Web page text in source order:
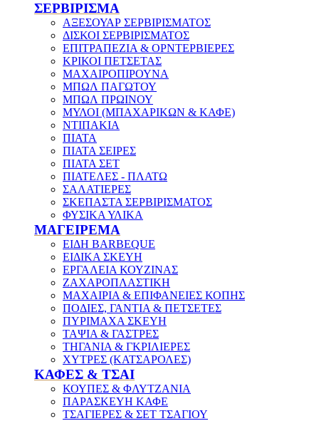
ΣΕΡΒΙΡΙΣΜΑ
ΑΞΕΣΟΥΑΡ ΣΕΡΒΙΡΙΣΜΑΤΟΣ
ΔΙΣΚΟΙ ΣΕΡΒΙΡΙΣΜΑΤΟΣ
ΕΠΙΤΡΑΠΕΖΙΑ & ΟΡΝΤΕΡΒΙΕΡΕΣ
ΚΡΙΚΟΙ ΠΕΤΣΕΤΑΣ
ΜΑΧΑΙΡΟΠΙΡΟΥΝΑ
ΜΠΩΛ ΠΑΓΩΤΟΥ
ΜΠΩΛ ΠΡΩΙΝΟΥ
ΜΥΛΟΙ (ΜΠΑΧΑΡΙΚΩΝ & ΚΑΦΕ)
ΝΤΙΠΑΚΙΑ
ΠΙΑΤΑ
ΠΙΑΤΑ ΣΕΙΡΕΣ
ΠΙΑΤΑ ΣΕΤ
ΠΙΑΤΕΛΕΣ - ΠΛΑΤΩ
ΣΑΛΑΤΙΕΡΕΣ
ΣΚΕΠΑΣΤΑ ΣΕΡΒΙΡΙΣΜΑΤΟΣ
ΦΥΣΙΚΑ ΥΛΙΚΑ
ΜΑΓΕΙΡΕΜΑ
ΕΙΔΗ BARBEQUE
ΕΙΔΙΚΑ ΣΚΕΥΗ
ΕΡΓΑΛΕΙΑ ΚΟΥΖΙΝΑΣ
ΖΑΧΑΡΟΠΛΑΣΤΙΚΗ
ΜΑΧΑΙΡΙΑ & ΕΠΙΦΑΝΕΙΕΣ ΚΟΠΗΣ
ΠΟΔΙΕΣ, ΓΑΝΤΙΑ & ΠΕΤΣΕΤΕΣ
ΠΥΡΙΜΑΧΑ ΣΚΕΥΗ
ΤΑΨΙΑ & ΓΑΣΤΡΕΣ
ΤΗΓΑΝΙΑ & ΓΚΡΙΛΙΕΡΕΣ
ΧΥΤΡΕΣ (ΚΑΤΣΑΡΟΛΕΣ)
ΚΑΦΕΣ & ΤΣΑΙ
ΚΟΥΠΕΣ & ΦΛΥΤΖΑΝΙΑ
ΠΑΡΑΣΚΕΥΗ ΚΑΦΕ
ΤΣΑΓΙΕΡΕΣ & ΣΕΤ ΤΣΑΓΙΟΥ